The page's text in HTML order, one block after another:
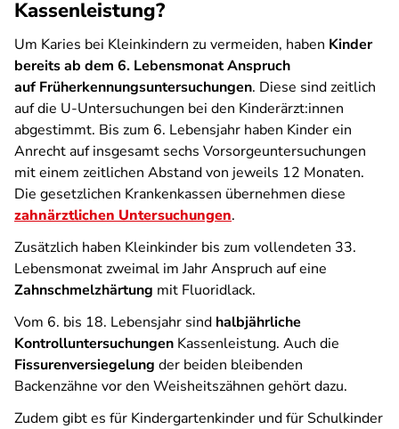
Kassenleistung?
Um Karies bei Kleinkindern zu vermeiden, haben Kinder
bereits ab dem 6. Lebensmonat Anspruch
auf Früherkennungsuntersuchungen. Diese sind zeitlich
auf die U-Untersuchungen bei den Kinderärzt:innen
abgestimmt. Bis zum 6. Lebensjahr haben Kinder ein
Anrecht auf insgesamt sechs Vorsorgeuntersuchungen
mit einem zeitlichen Abstand von jeweils 12 Monaten.
Die gesetzlichen Krankenkassen übernehmen diese
zahnärztlichen Untersuchungen.
Zusätzlich haben Kleinkinder bis zum vollendeten 33.
Lebensmonat zweimal im Jahr Anspruch auf eine
Zahnschmelzhärtung mit Fluoridlack.
Vom 6. bis 18. Lebensjahr sind halbjährliche
Kontrolluntersuchungen Kassenleistung. Auch die
Fissurenversiegelung der beiden bleibenden
Backenzähne vor den Weisheitszähnen gehört dazu.
Zudem gibt es für Kindergartenkinder und für Schulkinder